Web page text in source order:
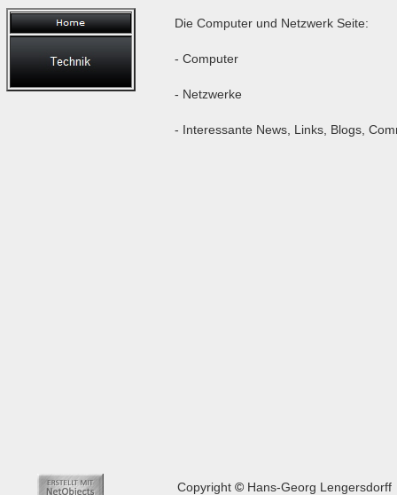
Die Computer und Netzwerk Seite:
- Computer
- Netzwerke
- Interessante News, Links, Blogs,
Copyright © Hans-Georg Lengersdorff